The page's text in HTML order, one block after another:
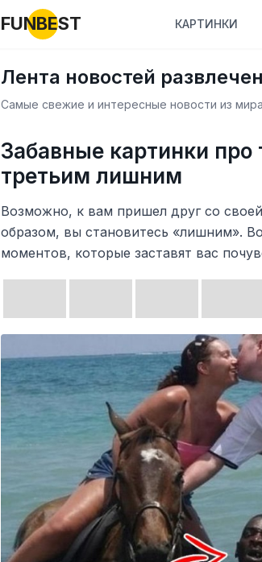
FUNBEST КАРТИНКИ
Лента новостей
Самые свежие и интересные новости из
Забавные картинки про
третьим лишним
Возможно, к вам пришел друг со
образом, вы становитесь «лишним».
моментов, которые заставят вас